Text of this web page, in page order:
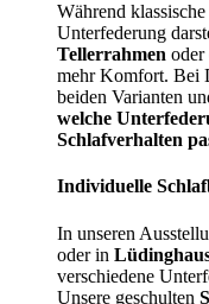
Während
Unterfederung
Tellerrahmen oder
mehr Komfort. Bei
beiden Varianten
welche
Schlafverhalten
Individuelle
In unseren
oder in
verschiedene
Unsere geschulten